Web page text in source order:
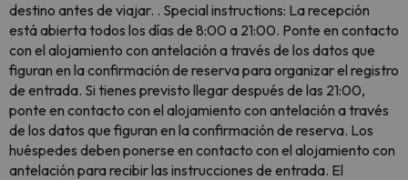
destino antes de viajar. . Special instructions: La recepción
está abierta todos los días de 8:00 a 21:00. Ponte en contacto
con el alojamiento con antelación a través de los datos que
figuran en la confirmación de reserva para organizar el registro
de entrada. Si tienes previsto llegar después de las 21:00,
ponte en contacto con el alojamiento con antelación a través
de los datos que figuran en la confirmación de reserva. Los
huéspedes deben ponerse en contacto con el alojamiento con
antelación para recibir las instrucciones de entrada. El